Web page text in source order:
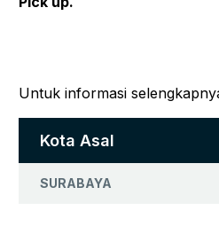
Untuk informasi
Kota Asal
SURABAYA